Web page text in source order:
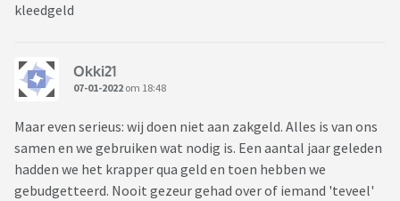
kleedgeld
Okki21
07-01-2022 om 18:48
Maar even serieus: wij doen niet aan zakgeld. Alles is van ons
samen en we gebruiken wat nodig is. Een aantal jaar geleden
hadden we het krapper qua geld en toen hebben we
gebudgetteerd. Nooit gezeur gehad over of iemand 'teveel'